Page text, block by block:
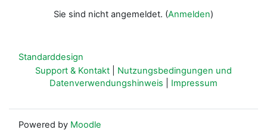
Sie sind nicht angemeldet. (Anmelden)
Standarddesign
Support & Kontakt
Nutzungsbedingungen und
Datenverwendungshinweis
Impressum
Powered by Moodle